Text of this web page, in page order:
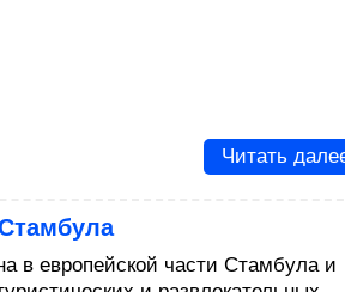
Читать
в европейской части Стамбула и